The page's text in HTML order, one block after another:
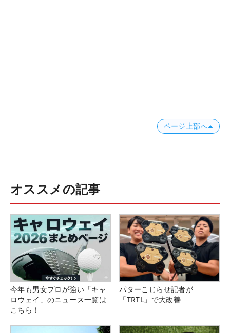
ページ上部へ
オススメの記事
今年も男女プロが強い「キャ
ロウェイ」のニュース一覧は
こちら！
パターこじらせ記者が
「TRTL」で大改善